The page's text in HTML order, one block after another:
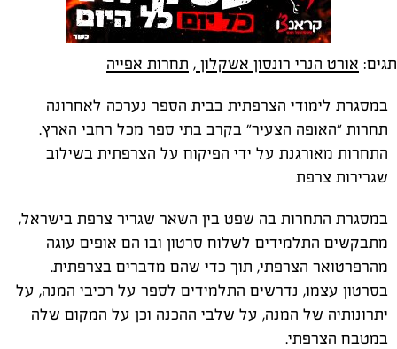
תגים: אורט הנרי רונסון אשקלון , תחרות אפייה
במסגרת לימודי הצרפתית בבית הספר נערכה לאחרונה
תחרות "האופה הצעיר" בקרב בתי ספר מכל רחבי הארץ.
התחרות מאורגנת על ידי הפיקוח על הצרפתית בשילוב
שגרירות צרפת
במסגרת התחרות בה שפט בין השאר שגריר צרפת בישראל,
מתבקשים התלמידים לשלוח סרטון ובו הם אופים עוגה
מהרפרטואר הצרפתי, תוך כדי שהם מדברים בצרפתית.
בסרטון עצמו, נדרשים התלמידים לספר על רכיבי המנה, על
יתרונותיה של המנה, על שלבי ההכנה וכן על המקום שלה
במטבח הצרפתי.